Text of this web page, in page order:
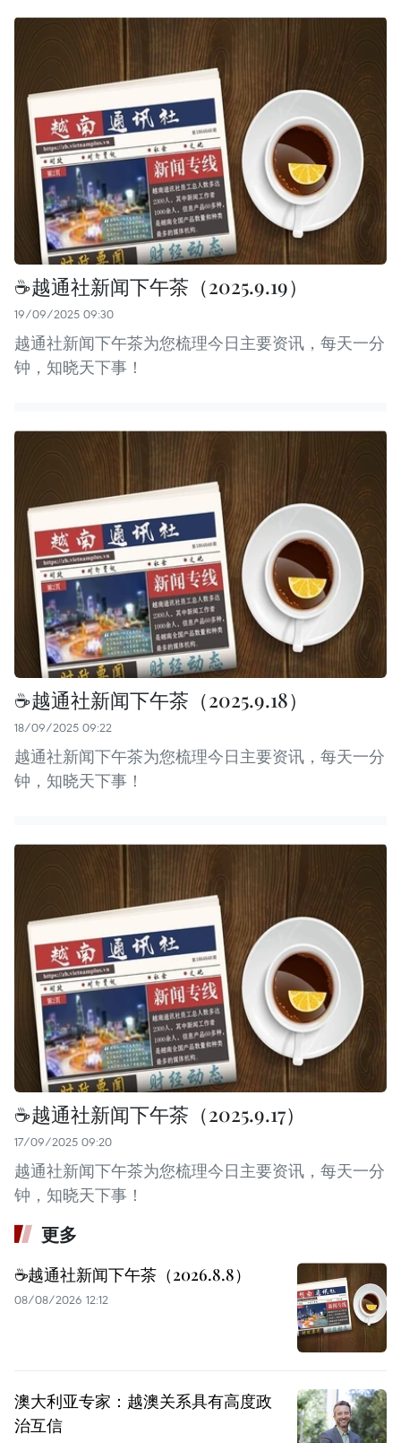
☕️越通社新闻下午茶（2025.9.19）
19/09/2025 09:30
越通社新闻下午茶为您梳理今日主要资讯，每天一分
钟，知晓天下事！
☕️越通社新闻下午茶（2025.9.18）
18/09/2025 09:22
越通社新闻下午茶为您梳理今日主要资讯，每天一分
钟，知晓天下事！
☕️越通社新闻下午茶（2025.9.17）
17/09/2025 09:20
越通社新闻下午茶为您梳理今日主要资讯，每天一分
钟，知晓天下事！
更多
☕️越通社新闻下午茶（2026.8.8）
08/08/2026 12:12
澳大利亚专家：越澳关系具有高度政
治互信